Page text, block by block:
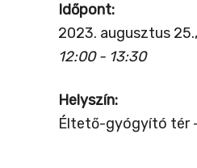
Időpont:
2023. augusztus
12:00 - 13:30
Helyszín:
Éltető-gyógyító tér